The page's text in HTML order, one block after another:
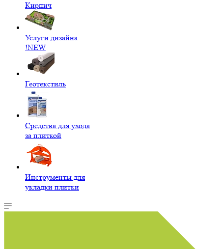
Кирпич
Услуги дизайна
!NEW
Геотекстиль
Средства для ухода
за плиткой
Инструменты для
укладки плитки